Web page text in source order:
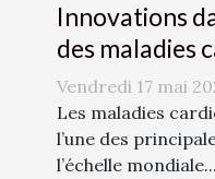
Innovations
des maladies
Vendredi 17 mai
Les maladies
l’une des
l’échelle